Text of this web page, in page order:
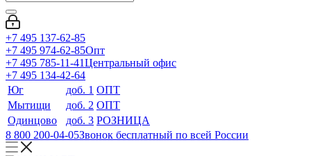
+7 495 137-62-85
+7 495 974-62-85Опт
+7 495 785-11-41Центральный офис
+7 495 134-42-64
Юг
доб. 1 ОПТ
Мытищи
доб. 2 ОПТ
Одинцово
доб. 3 РОЗНИЦА
8 800 200-04-05Звонок бесплатный по всей России